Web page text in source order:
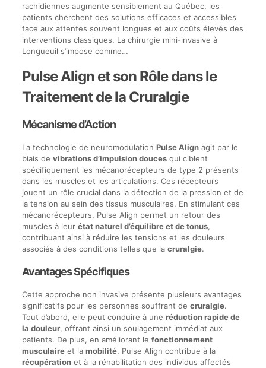
rachidiennes augmente sensiblement au Québec, les
patients cherchent des solutions efficaces et accessibles
face aux attentes souvent longues et aux coûts élevés des
interventions classiques. La chirurgie mini-invasive à
Longueuil s’impose comme…
Pulse Align et son Rôle dans le
Traitement de la Cruralgie
Mécanisme d’Action
La technologie de neuromodulation Pulse Alignagit par le
biais de vibrations d’impulsion doucesqui ciblent
spécifiquement les mécanorécepteurs de type 2 présents
dans les muscles et les articulations. Ces récepteurs
jouent un rôle crucial dans la détection de la pression et de
la tension au sein des tissus musculaires. En stimulant ces
mécanorécepteurs, Pulse Align permet un retour des
muscles à leur état naturel d’équilibre et de tonus,
contribuant ainsi à réduire les tensions et les douleurs
associés à des conditions telles que la cruralgie.
Avantages Spécifiques
Cette approche non invasive présente plusieurs avantages
significatifs pour les personnes souffrant de cruralgie.
Tout d’abord, elle peut conduire à une réduction rapide de
la douleur, offrant ainsi un soulagement immédiat aux
patients. De plus, en améliorant le fonctionnement
musculaireet la mobilité, Pulse Align contribue à la
récupérationet à la réhabilitation des individus affectés